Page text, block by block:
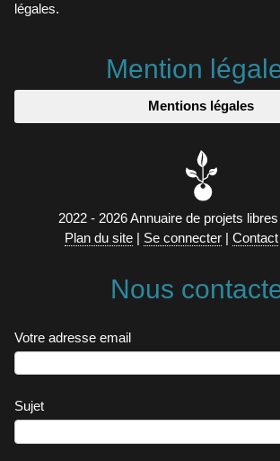
légales.
Mention
Mentions légales
2022 - 2026 Annuaire de projets
Plan du site| Se connecter| Contact
Nous
Votre adresse email
Sujet